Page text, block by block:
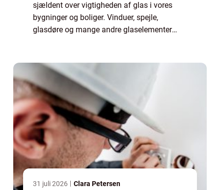
sjældent over vigtigheden af glas i vores
bygninger og boliger. Vinduer, spejle,
glasdøre og mange andre glaselementer
elementer...
31 juli 2026 Clara Petersen